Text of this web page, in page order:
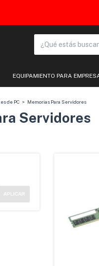
EQUIPAMIENTO PARA
de PC > Memorias Para Servidores
Servidores
APLICAR